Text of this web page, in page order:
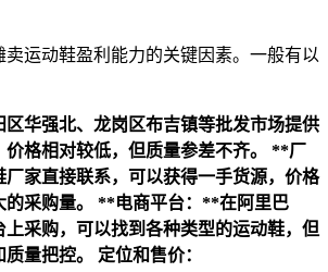
运动鞋盈利能力的关键因素。一般有以
华强北、龙岗区布吉镇等批发市场提供
格相对较低，但质量参差不齐。
**厂
家直接联系，可以获得一手货源，价格
采购量。
**电商平台：**在阿里巴
上采购，可以找到各种类型的运动鞋，但
量把控。
定位和售价：